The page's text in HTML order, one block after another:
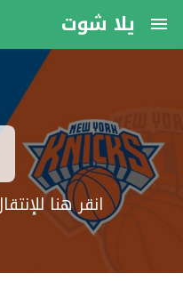
يلا شوت
انقر هنا